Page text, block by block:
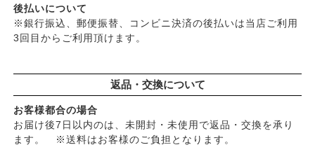
後払いについて
※銀行振込、郵便振替、コンビニ決済の後払いは当店ご利用
3回目からご利用頂けます。
返品・交換について
お客様都合の場合
お届け後7日以内のは、未開封・未使用で返品・交換を承り
ます。 ※送料はお客様のご負担となります。